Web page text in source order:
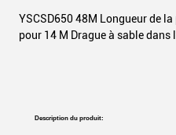
YSCSD650 48M Longueur de
pour 14 M Drague à sable dans
Description du produit: